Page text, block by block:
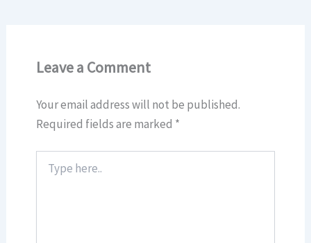
Leave a Comment
Your email address will not be published.
Required fields are marked *
here..